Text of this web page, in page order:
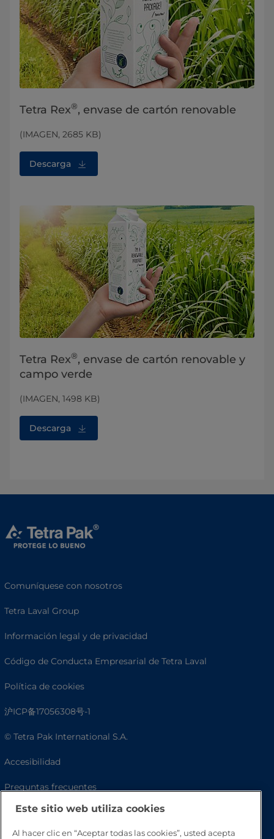
Tetra Rex®, envase de cartón renovable
(IMAGEN, 2685 KB)
Descarga
Tetra Rex®, envase de cartón renovable y
campo verde
(IMAGEN, 1498 KB)
Descarga
Comuníquese con nosotros
Tetra Laval Group
Información legal y de privacidad
Código de Conducta Empresarial de Tetra Laval
Política de cookies
沪ICP备17056308号-1
© Tetra Pak International S.A.
Accesibilidad
Preguntas frecuentes
Este sitio web utiliza cookies
Al hacer clic en “Aceptar todas las cookies”, usted acepta